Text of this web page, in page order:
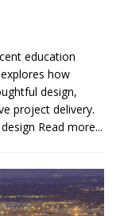
education
how
design,
project delivery.
Read more...